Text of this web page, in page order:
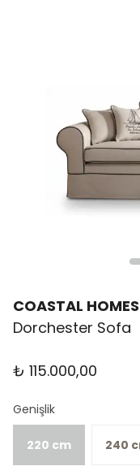
COASTAL HOMES
Dorchester Sofa
₺ 115.000,00
Genişlik
220 cm 240